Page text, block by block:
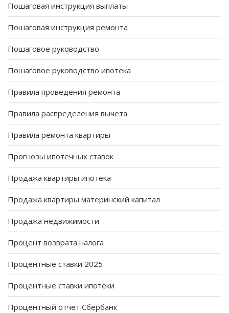
Пошаговая инструкция выплаты
Пошаговая инструкция ремонта
Пошаговое руководство
Пошаговое руководство ипотека
Правила проведения ремонта
Правила распределения вычета
Правила ремонта квартиры
Прогнозы ипотечных ставок
Продажа квартиры ипотека
Продажа квартиры материнский капитал
Продажа недвижимости
Процент возврата налога
Процентные ставки 2025
Процентные ставки ипотеки
Процентный отчет Сбербанк